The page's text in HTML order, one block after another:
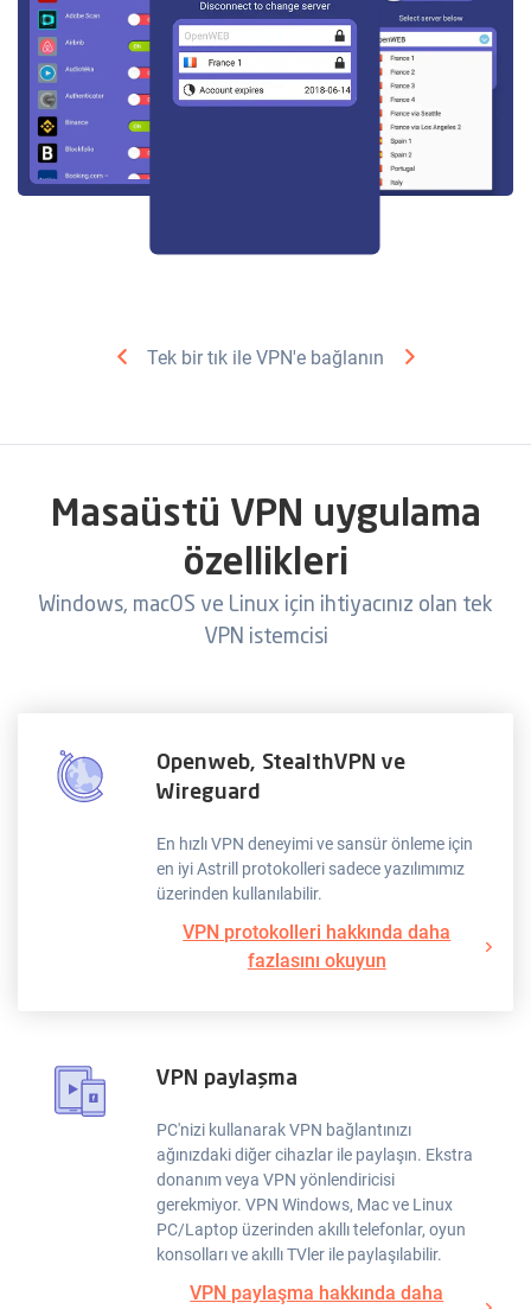
Tek bir tık ile VPN'e bağlanın
Masaüstü VPN uygulama
özellikleri
Windows, macOS ve Linux için ihtiyacınız olan tek
VPN istemcisi
Openweb, StealthVPN ve
Wireguard
En hızlı VPN deneyimi ve sansür önleme için
en iyi Astrill protokolleri sadece yazılımımız
üzerinden kullanılabilir.
VPN protokolleri hakkında daha
fazlasını okuyun
VPN paylaşma
PC'nizi kullanarak VPN bağlantınızı
ağınızdaki diğer cihazlar ile paylaşın. Ekstra
donanım veya VPN yönlendiricisi
gerekmiyor. VPN Windows, Mac ve Linux
PC/Laptop üzerinden akıllı telefonlar, oyun
konsolları ve akıllı TVler ile paylaşılabilir.
VPN paylaşma hakkında daha